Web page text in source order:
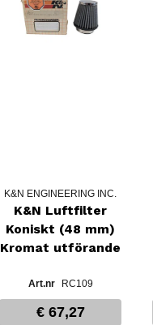
K&N ENGINEERING INC.
K&N Luftfilter
Koniskt (48 mm)
Kromat utförande
RC109
€ 67,27